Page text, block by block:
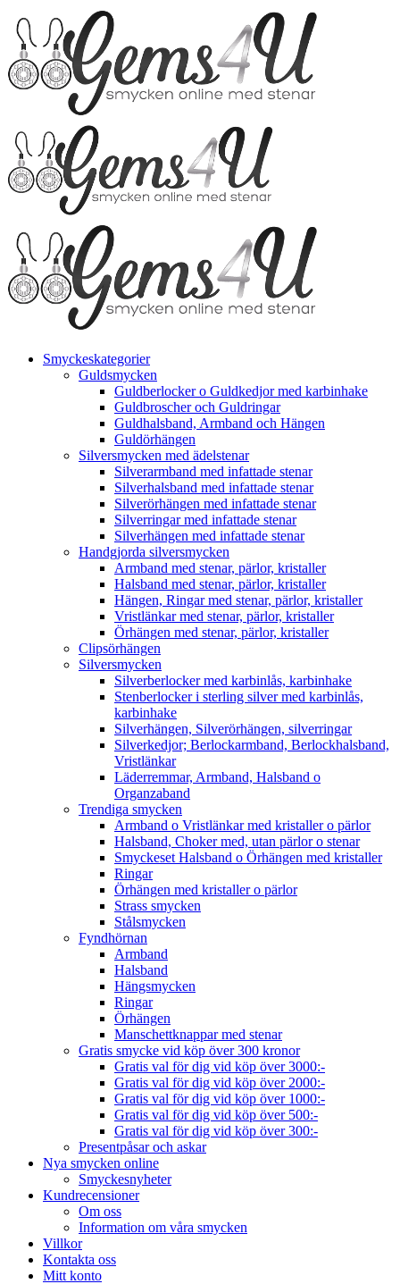
till
innehållet
Smyckeskategorier
Guldsmycken
Guldberlocker o Guldkedjor med karbinhake
Guldbroscher och Guldringar
Guldhalsband, Armband och Hängen
Guldörhängen
Silversmycken med ädelstenar
Silverarmband med infattade stenar
Silverhalsband med infattade stenar
Silverörhängen med infattade stenar
Silverringar med infattade stenar
Silverhängen med infattade stenar
Handgjorda silversmycken
Armband med stenar, pärlor, kristaller
Halsband med stenar, pärlor, kristaller
Hängen, Ringar med stenar, pärlor, kristaller
Vristlänkar med stenar, pärlor, kristaller
Örhängen med stenar, pärlor, kristaller
Clipsörhängen
Silversmycken
Silverberlocker med karbinlås, karbinhake
Stenberlocker i sterling silver med karbinlås,
karbinhake
Silverhängen, Silverörhängen, silverringar
Silverkedjor; Berlockarmband, Berlockhalsband,
Vristlänkar
Läderremmar, Armband, Halsband o
Organzaband
Trendiga smycken
Armband o Vristlänkar med kristaller o pärlor
Halsband, Choker med, utan pärlor o stenar
Smyckeset Halsband o Örhängen med kristaller
Ringar
Örhängen med kristaller o pärlor
Strass smycken
Stålsmycken
Fyndhörnan
Armband
Halsband
Hängsmycken
Ringar
Örhängen
Manschettknappar med stenar
Gratis smycke vid köp över 300 kronor
Gratis val för dig vid köp över 3000:-
Gratis val för dig vid köp över 2000:-
Gratis val för dig vid köp över 1000:-
Gratis val för dig vid köp över 500:-
Gratis val för dig vid köp över 300:-
Presentpåsar och askar
Nya smycken online
Smyckesnyheter
Kundrecensioner
Om oss
Information om våra smycken
Villkor
Kontakta oss
Mitt konto